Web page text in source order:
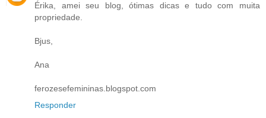
Érika, amei seu blog, ótimas dicas e tudo com muita
propriedade.
Bjus,
Ana
ferozesefemininas.blogspot.com
Responder